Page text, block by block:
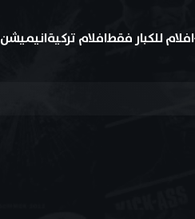
افلام للكبار فقطافلام تركيةانيميشن